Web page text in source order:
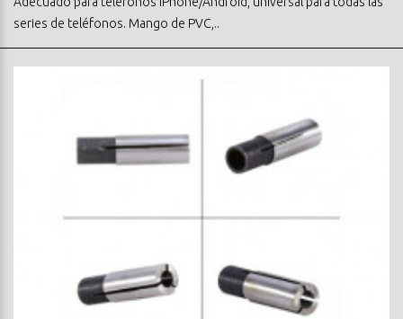
series de teléfonos. Mango de PVC,..